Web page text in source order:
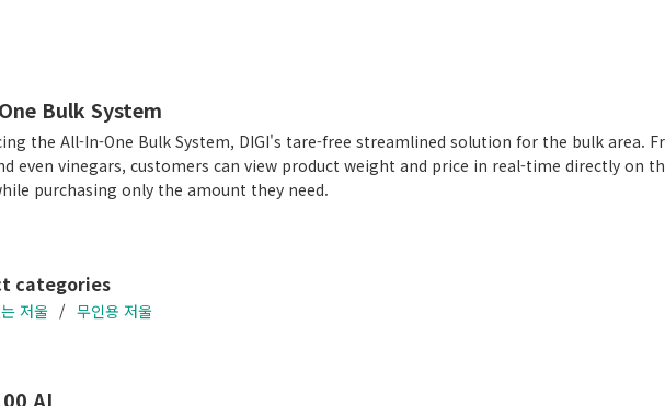
Bulk System
the All-In-One Bulk System, DIGI's tare-free streamlined solution for the bulk area.
even vinegars, customers can view product weight and price in real-time directly on
purchasing only the amount they need.
categories
저울 무인용 저울
AI